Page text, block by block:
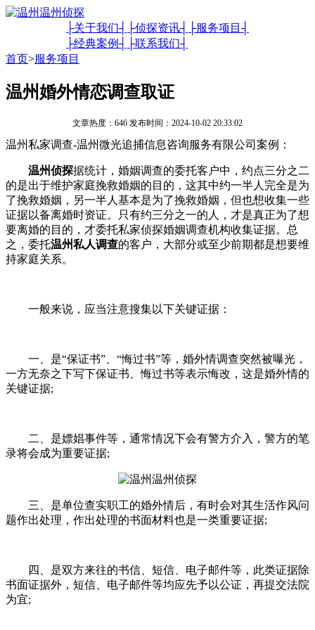
├关于我们┤ ├侦探资讯┤
├服务项目┤
├经典案例┤
├联系我们┤
首页>服务项目
温州婚外情恋调查取证
文章热度：646 发布时间：2024-10-02 20:33:02
温州私家调查-温州微光追捕信息咨询服务有限公司案例：
温州侦探据统计，婚姻调查的委托客户中，约点三分之二
的是出于维护家庭挽救婚姻的目的，这其中约一半人完全是为
了挽救婚姻，另一半人基本是为了挽救婚姻，但也想收集一些
证据以备离婚时资证。只有约三分之一的人，才是真正为了想
要离婚的目的，才委托私家侦探婚姻调查机构收集证据。总
之，委托温州私人调查的客户，大部分或至少前期都是想要维
持家庭关系。
一般来说，应当注意搜集以下关键证据：
一、是“保证书”、“悔过书”等，婚外情调查突然被曝光，
一方无奈之下写下保证书、悔过书等表示悔改，这是婚外情的
关键证据;
二、是嫖娼事件等，通常情况下会有警方介入，警方的笔
录将会成为重要证据;
三、是单位查实职工的婚外情后，有时会对其生活作风问
题作出处理，作出处理的书面材料也是一类重要证据;
四、是双方来往的书信、短信、电子邮件等，此类证据除
书面证据外，短信、电子邮件等均应先予以公证，再提交法院
为宜;